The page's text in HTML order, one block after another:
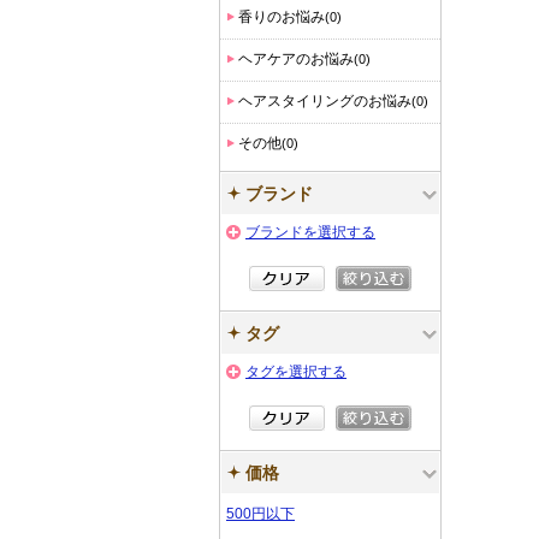
香りのお悩み(0)
ヘアケアのお悩み(0)
ヘアスタイリングのお悩み(0)
その他(0)
ブランド
ブランドを選択する
タグ
タグを選択する
価格
500円以下